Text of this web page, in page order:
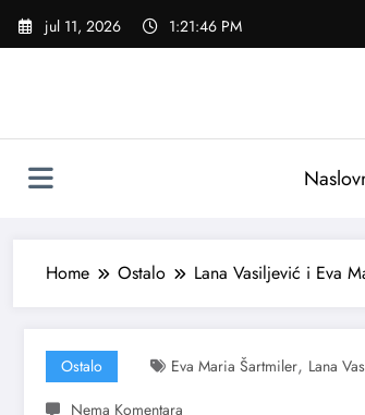
Skoči
jul 11, 2026 1:21:47 PM
Home Ostalo Lana Vasiljević i Eva
Ostalo Eva Maria Šartmiler, Lana